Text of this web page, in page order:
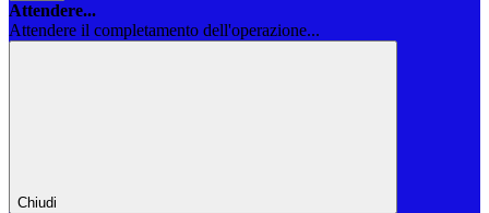
Attendere...
Attendere il completamento dell'operazione...
Chiudi